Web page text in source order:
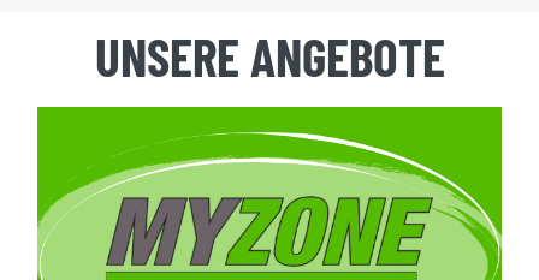
UNSERE ANGEBOTE
Personal Training
–